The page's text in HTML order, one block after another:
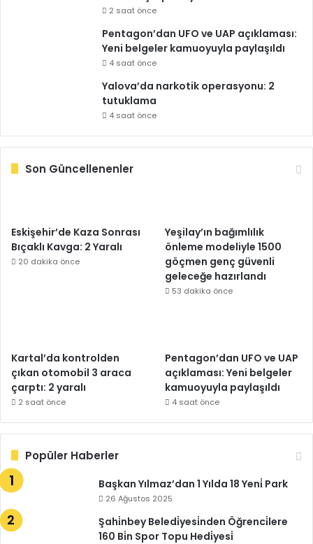
2 saat önce
Pentagon’dan UFO ve UAP açıklaması:
Yeni belgeler kamuoyuyla paylaşıldı
4 saat önce
Yalova’da narkotik operasyonu: 2
tutuklama
4 saat önce
Son Güncellenenler
Eskişehir’de Kaza Sonrası
Bıçaklı Kavga: 2 Yaralı
20 dakika önce
Yeşilay’ın bağımlılık
önleme modeliyle 1500
göçmen genç güvenli
geleceğe hazırlandı
53 dakika önce
Kartal’da kontrolden
çıkan otomobil 3 araca
çarptı: 2 yaralı
2 saat önce
Pentagon’dan UFO ve UAP
açıklaması: Yeni belgeler
kamuoyuyla paylaşıldı
4 saat önce
Popüler Haberler
Başkan Yılmaz’dan 1 Yılda 18 Yeni̇ Park
26 Ağustos 2025
Şahi̇nbey Beledi̇yesi̇nden Öğrenci̇lere
160 Bi̇n Spor Topu Hedi̇yesi̇